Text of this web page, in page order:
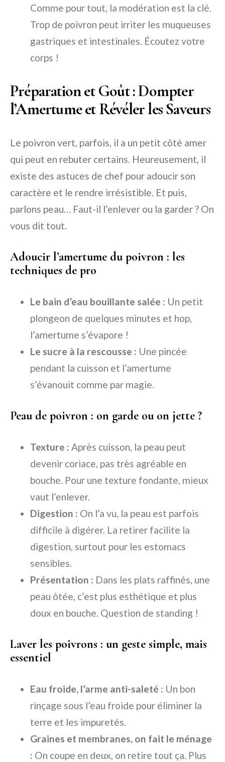
Comme pour tout, la modération est la clé.
Trop de poivron peut irriter les muqueuses
gastriques et intestinales. Écoutez votre
corps !
Préparation et Goût : Dompter
l’Amertume et Révéler les Saveurs
Le poivron vert, parfois, il a un petit côté amer
qui peut en rebuter certains. Heureusement, il
existe des astuces de chef pour adoucir son
caractère et le rendre irrésistible. Et puis,
parlons peau… Faut-il l’enlever ou la garder ? On
vous dit tout.
Adoucir l’amertume du poivron : les
techniques de pro
Le bain d’eau bouillante salée : Un petit
plongeon de quelques minutes et hop,
l’amertume s’évapore !
Le sucre à la rescousse : Une pincée
pendant la cuisson et l’amertume
s’évanouit comme par magie.
Peau de poivron : on garde ou on jette ?
Texture : Après cuisson, la peau peut
devenir coriace, pas très agréable en
bouche. Pour une texture fondante, mieux
vaut l’enlever.
Digestion : On l’a vu, la peau est parfois
difficile à digérer. La retirer facilite la
digestion, surtout pour les estomacs
sensibles.
Présentation : Dans les plats raffinés, une
peau ôtée, c’est plus esthétique et plus
doux en bouche. Question de standing !
Laver les poivrons : un geste simple, mais
essentiel
Eau froide, l’arme anti-saleté : Un bon
rinçage sous l’eau froide pour éliminer la
terre et les impuretés.
Graines et membranes, on fait le ménage
: On coupe en deux, on retire tout ça. Plus